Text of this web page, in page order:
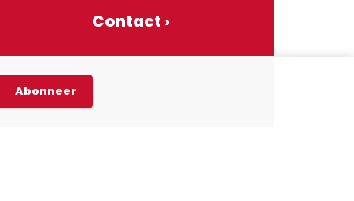
Contact ›
Abonneer